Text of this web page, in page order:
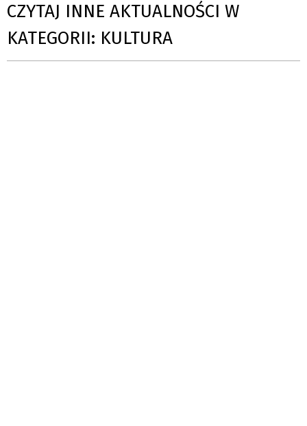
CZYTAJ INNE AKTUALNOŚCI W
KATEGORII: KULTURA